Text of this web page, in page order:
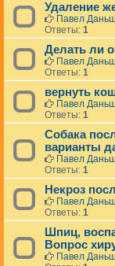
Удаление
Павел
Ответы: 1
Делать ли
Павел
Ответы: 1
вернуть
Павел
Ответы: 1
Собака
варианты
Павел
Ответы: 1
Некроз
Павел
Ответы: 1
Шпиц,
Вопрос
Павел